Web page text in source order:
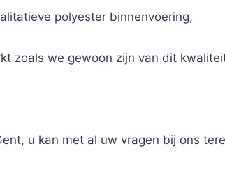
polyester binnenvoering,
zoals we gewoon zijn van dit
u kan met al uw vragen bij ons